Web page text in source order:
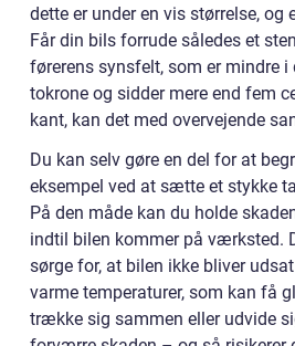
dette er under en vis størrelse, og
Får din bils forrude således et
førerens synsfelt, som er mindre i
tokrone og sidder mere end fem
kant, kan det med overvejende
Du kan selv gøre en del for at
eksempel ved at sætte et stykke
På den måde kan du holde
indtil bilen kommer på værksted.
sørge for, at bilen ikke bliver
varme temperaturer, som kan få
trække sig sammen eller udvide